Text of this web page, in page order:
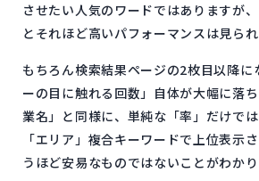
させたい人気のワードではありますが
とそれほど高いパフォーマンスは見られ
もちろん検索結果ページの2枚目以降に
ーの目に触れる回数」自体が大幅に落
業名」と同様に、単純な「率」だけでは
「エリア」複合キーワードで上位表示
うほど安易なものではないことがわかり